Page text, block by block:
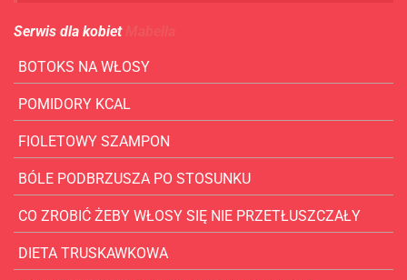
Serwis dla kobiet
BOTOKS NA WŁOSY
POMIDORY KCAL
FIOLETOWY SZAMPON
BÓLE PODBRZUSZA PO STOSUNKU
CO ZROBIĆ ŻEBY WŁOSY SIĘ NIE PRZETŁUSZCZAŁY
DIETA TRUSKAWKOWA